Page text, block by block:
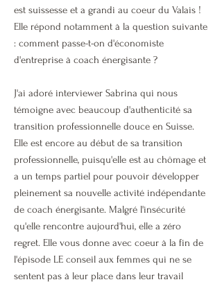
est suissesse et a grandi au coeur du Valais !
​Elle répond notamment à la question suivante
: comment passe-t-on d'économiste
d'entreprise à coach énergisante ?
J'ai adoré interviewer Sabrina qui nous
témoigne avec beaucoup d'authenticité sa
transition professionnelle douce en Suisse.
Elle est encore au début de sa transition
professionnelle, puisqu'elle est au chômage et
a un temps partiel pour pouvoir développer
pleinement sa nouvelle activité indépendante
de coach énergisante. Malgré l'insécurité
qu'elle rencontre aujourd'hui, elle a zéro
regret. Elle vous donne avec coeur à la fin de
l'épisode LE conseil aux femmes qui ne se
sentent pas à leur place dans leur travail